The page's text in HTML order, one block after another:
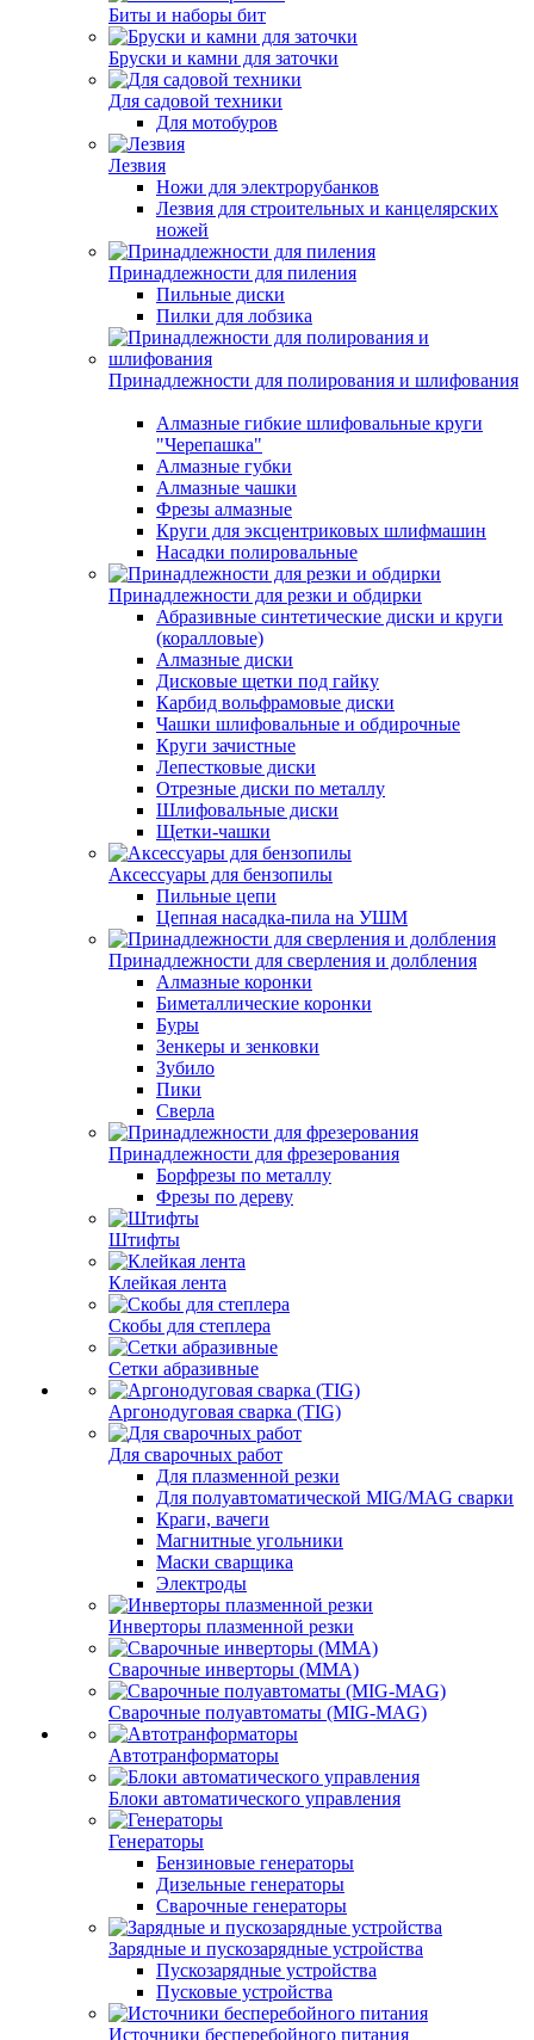
Биты и наборы бит
Бруски и камни для заточки
Для садовой техники
Для мотобуров
Лезвия
Ножи для электрорубанков
Лезвия для строительных и канцелярских
ножей
Принадлежности для пиления
Пильные диски
Пилки для лобзика
Принадлежности для полирования и шлифования
Алмазные гибкие шлифовальные круги
"Черепашка"
Алмазные губки
Алмазные чашки
Фрезы алмазные
Круги для эксцентриковых шлифмашин
Насадки полировальные
Принадлежности для резки и обдирки
Абразивные синтетические диски и круги
(коралловые)
Алмазные диски
Дисковые щетки под гайку
Карбид вольфрамовые диски
Чашки шлифовальные и обдирочные
Круги зачистные
Лепестковые диски
Отрезные диски по металлу
Шлифовальные диски
Щетки-чашки
Аксессуары для бензопилы
Пильные цепи
Цепная насадка-пила на УШМ
Принадлежности для сверления и долбления
Алмазные коронки
Биметаллические коронки
Буры
Зенкеры и зенковки
Зубило
Пики
Сверла
Принадлежности для фрезерования
Борфрезы по металлу
Фрезы по дереву
Штифты
Клейкая лента
Скобы для степлера
Сетки абразивные
Аргонодуговая сварка (TIG)
Для сварочных работ
Для плазменной резки
Для полуавтоматической MIG/MAG сварки
Краги, вачеги
Магнитные угольники
Маски сварщика
Электроды
Инверторы плазменной резки
Сварочные инверторы (MMA)
Сварочные полуавтоматы (MIG-MAG)
Автотранформаторы
Блоки автоматического управления
Генераторы
Бензиновые генераторы
Дизельные генераторы
Сварочные генераторы
Зарядные и пускозарядные устройства
Пускозарядные устройства
Пусковые устройства
Источники бесперебойного питания